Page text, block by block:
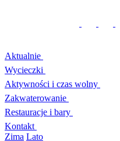
Aktualnie
Wycieczki
Aktywności i czas wolny
Zakwaterowanie
Restauracje i bary
Kontakt
Zima Lato